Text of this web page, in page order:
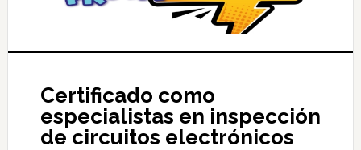
Certificado como
especialistas en inspección
de circuitos electrónicos